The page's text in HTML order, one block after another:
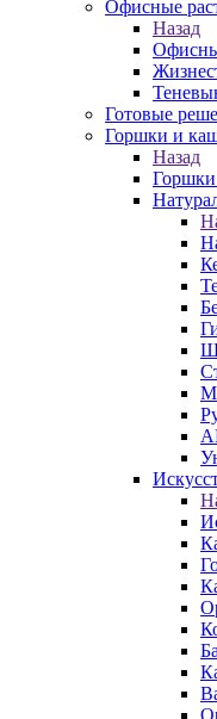
Офисные
Назад
Готовые
Горшки и
Назад